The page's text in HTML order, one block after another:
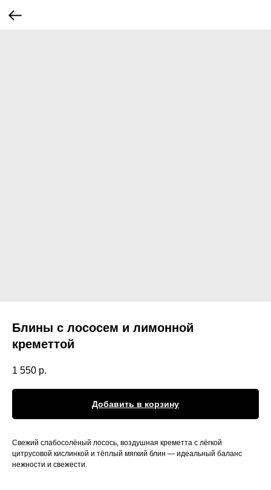
Блины с лососем и лимонной
креметтой
1 550 р.
Добавить в корзину
Свежий слабосолёный лосось, воздушная креметта с лёгкой
цитрусовой кислинкой и тёплый мягкий блин — идеальный баланс
нежности и свежести.